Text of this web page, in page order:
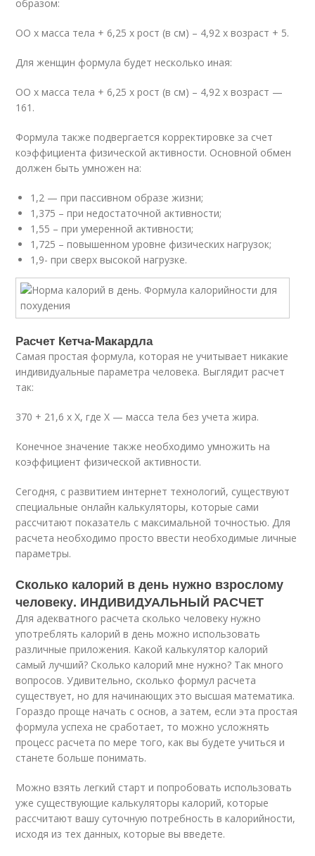
образом:
ОО х масса тела + 6,25 х рост (в см) – 4,92 х возраст + 5.
Для женщин формула будет несколько иная:
ОО х масса тела + 6,25 х рост (в см) – 4,92 х возраст —
161.
Формула также подвергается корректировке за счет
коэффициента физической активности. Основной обмен
должен быть умножен на:
1,2 — при пассивном образе жизни;
1,375 – при недостаточной активности;
1,55 – при умеренной активности;
1,725 – повышенном уровне физических нагрузок;
1,9- при сверх высокой нагрузке.
Расчет Кетча-Макардла
Самая простая формула, которая не учитывает никакие
индивидуальные параметра человека. Выглядит расчет
так:
370 + 21,6 х Х, где Х — масса тела без учета жира.
Конечное значение также необходимо умножить на
коэффициент физической активности.
Сегодня, с развитием интернет технологий, существуют
специальные онлайн калькуляторы, которые сами
рассчитают показатель с максимальной точностью. Для
расчета необходимо просто ввести необходимые личные
параметры.
Сколько калорий в день нужно взрослому
человеку. ИНДИВИДУАЛЬНЫЙ РАСЧЕТ
Для адекватного расчета сколько человеку нужно
употреблять калорий в день можно использовать
различные приложения. Какой калькулятор калорий
самый лучший? Сколько калорий мне нужно? Так много
вопросов. Удивительно, сколько формул расчета
существует, но для начинающих это высшая математика.
Гораздо проще начать с основ, а затем, если эта простая
формула успеха не сработает, то можно усложнять
процесс расчета по мере того, как вы будете учиться и
станете больше понимать.
Можно взять легкий старт и попробовать использовать
уже существующие калькуляторы калорий, которые
рассчитают вашу суточную потребность в калорийности,
исходя из тех данных, которые вы введете.